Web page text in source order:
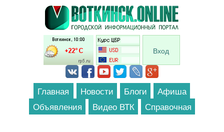
Перейти к основному содержанию
Вход
Главная Новости Блоги
Афиша
Объявления
Видео ВТК Справочная